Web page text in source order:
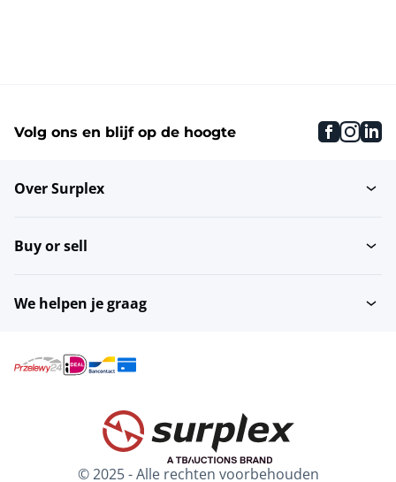
Volg ons en blijf op de hoogte
Over Surplex
Buy or sell
We helpen je graag
© 2025 - Alle rechten voorbehouden